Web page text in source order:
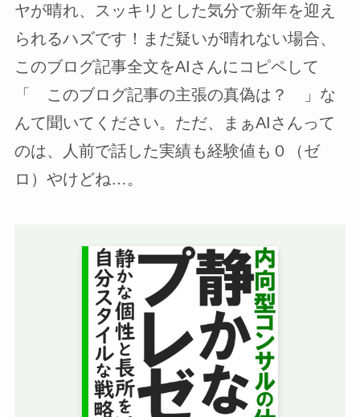
ヤが晴れ、スッキリとした気分で新年を迎え
られるハズです！まだ疑いが晴れない場合、
このブログ記事全文をAIさんにコピペして
「 このブログ記事の主張の真偽は？ 」な
んて聞いてください。ただ、まぁAIさんって
のは、人前で話した実績も経験値も０（ゼ
ロ）やけどね…。